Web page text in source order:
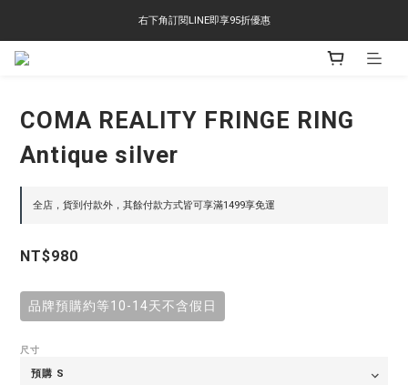
右下角訂閱LINE即享95折優惠
右下角訂閱LINE即享95折優惠
TS-2618 涼感短T 多版型選擇,涼感優惠 單件390 兩件750 三件1000 十件3000
COMA REALITY FRINGE RING
Antique silver
全店，貨到付款外，其餘付款方式皆可享滿1499享免運
NT$980
品牌預購約等10-14天不含假日
尺寸